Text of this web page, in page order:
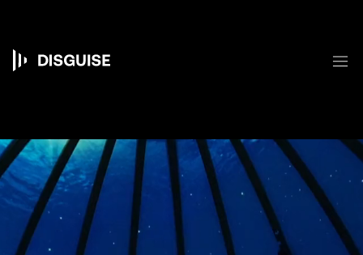
Main